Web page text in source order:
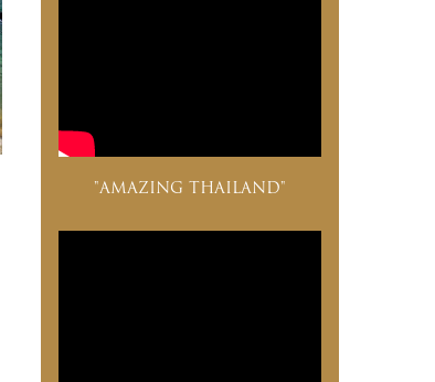
"AMAZING THAILAND"